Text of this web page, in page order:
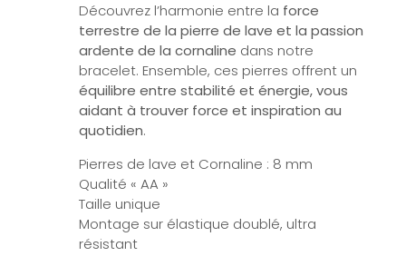
Découvrez l’harmonie entre la force
terrestre de la pierre de lave et la passion
ardente de la cornaline dans notre
bracelet. Ensemble, ces pierres offrent un
équilibre entre stabilité et énergie, vous
aidant à trouver force et inspiration au
quotidien.
Pierres de lave et Cornaline : 8 mm
Qualité « AA »
Taille unique
Montage sur élastique doublé, ultra
résistant